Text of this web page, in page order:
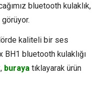
bluetooth kulaklık,
kaliteli bir ses
BH1 bluetooth kulaklığı
buraya tıklayarak ürün